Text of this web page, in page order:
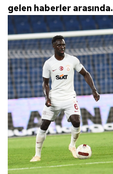
gelen haberler arasında.